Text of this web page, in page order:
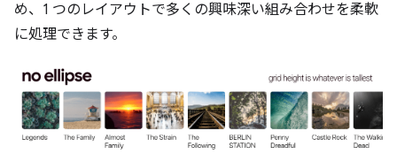
め、1 つのレイアウトで多くの興味深い組み合わせを柔軟
に処理できます。